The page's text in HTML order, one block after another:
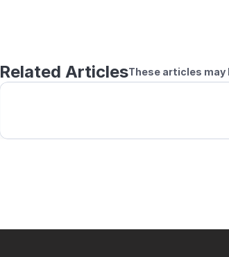
Related ArticlesThese articles may